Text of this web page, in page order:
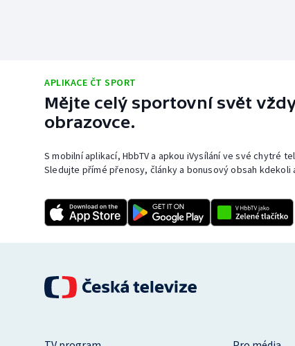
APLIKACE ČT SPORT
Mějte celý sportovní svět
obrazovce.
S mobilní aplikací, HbbTV a apkou iVysílání ve své chytré
Sledujte přímé přenosy, články a bonusový obsah kdekoli